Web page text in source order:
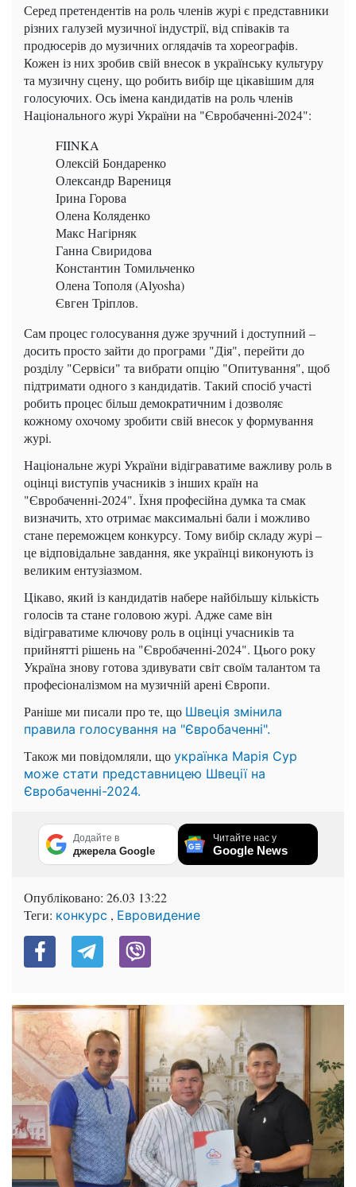
Серед претендентів на роль членів журі є представники
різних галузей музичної індустрії, від співаків та
продюсерів до музичних оглядачів та хореографів.
Кожен із них зробив свій внесок в українську культуру
та музичну сцену, що робить вибір ще цікавішим для
голосуючих. Ось імена кандидатів на роль членів
Національного журі України на "Євробаченні-2024":
FIINKA
Олексій Бондаренко
Олександр Варениця
Ірина Горова
Олена Коляденко
Макс Нагірняк
Ганна Свиридова
Константин Томильченко
Олена Тополя (Alyosha)
Євген Тріплов.
Сам процес голосування дуже зручний і доступний –
досить просто зайти до програми "Дія", перейти до
розділу "Сервіси" та вибрати опцію "Опитування", щоб
підтримати одного з кандидатів. Такий спосіб участі
робить процес більш демократичним і дозволяє
кожному охочому зробити свій внесок у формування
журі.
Національне журі України відіграватиме важливу роль в
оцінці виступів учасників з інших країн на
"Євробаченні-2024". Їхня професійна думка та смак
визначить, хто отримає максимальні бали і можливо
стане переможцем конкурсу. Тому вибір складу журі –
це відповідальне завдання, яке українці виконують із
великим ентузіазмом.
Цікаво, який із кандидатів набере найбільшу кількість
голосів та стане головою журі. Адже саме він
відіграватиме ключову роль в оцінці учасників та
прийнятті рішень на "Євробаченні-2024". Цього року
Україна знову готова здивувати світ своїм талантом та
професіоналізмом на музичній арені Європи.
Раніше ми писали про те, що Швеція змінила
правила голосування на "Євробаченні".
Також ми повідомляли, що українка Марія Сур
може стати представницею Швеції на
Євробаченні-2024.
Додайте в
джерела Google
Читайте нас у
Google News
Опубліковано: 26.03 13:22
Теги: конкурс , Евровидение